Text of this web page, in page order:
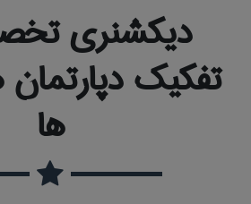
دیکشنری
تفکیک
ها